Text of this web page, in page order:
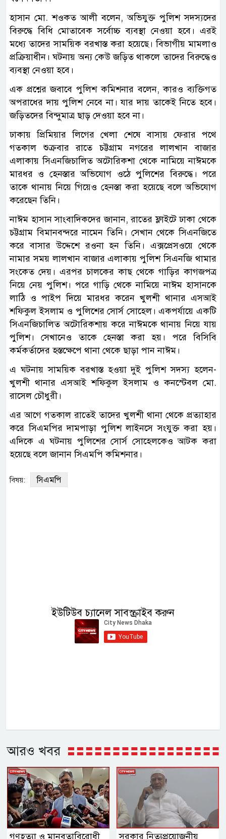
হাসান মো. শওকত আলী বলেন, অভিযুক্ত পুলিশ সদস্যদের
বিরুদ্ধে বিধি মোতাবেক সর্বোচ্চ ব্যবস্থা নেওয়া হবে। এরই
মধ্যে তাদের সাময়িক বরখাস্ত করা হয়েছে। বিভাগীয় মামলাও
প্রক্রিয়াধীন। ঘটনায় অন্য কেউ জড়িত থাকলে তাদের বিরুদ্ধেও
ব্যবস্থা নেওয়া হবে।
এক প্রশ্নের জবাবে পুলিশ কমিশনার বলেন, কারও ব্যক্তিগত
অপরাধের দায় পুলিশ নেবে না। যার দায় তাকেই নিতে হবে।
জড়িতদের বিন্দুমাত্র ছাড় দেওয়া হবে না।
ঢাকায় প্রিমিয়ার লিগের খেলা শেষে বাসায় ফেরার পথে
গতকাল শুক্রবার রাতে চট্টগ্রাম নগরের লালখান বাজার
এলাকায় সিএনজিচালিত অটোরিকশা থেকে নামিয়ে নাঈমকে
মারধর ও হেনস্তার অভিযোগ ওঠে পুলিশের বিরুদ্ধে। পরে
তাকে থানায় নিয়ে গিয়েও হেনস্তা করা হয়েছে বলে অভিযোগ
করেছেন তিনি।
নাঈম হাসান সাংবাদিকদের জানান, রাতের ফ্লাইটে ঢাকা থেকে
চট্টগ্রাম বিমানবন্দরে নামেন তিনি। সেখান থেকে সিএনজিতে
করে বাসার উদ্দেশে রওনা হন তিনি। এক্সপ্রেসওয়ে থেকে
নামার সময় লালখান বাজার এলাকায় পুলিশ সিএনজি থামার
সংকেত দেয়। এরপর চালকের কাছ থেকে গাড়ির কাগজপত্র
নিয়ে নেয় পুলিশ। পরে গাড়ি থেকে নামিয়ে নাঈম হাসানকে
লাঠি ও পাইপ দিয়ে মারধর করেন খুলশী থানার এসআই
শফিকুল ইসলাম ও পুলিশের সোর্স সোহেল। একপর্যায়ে একটি
সিএনজিচালিত অটোরিকশায় করে নাঈমকে থানায় নিয়ে যায়
পুলিশ। সেখানেও তাকে হেনস্তা করা হয়। পরে বিসিবি
কর্মকর্তাদের হস্তক্ষেপে থানা থেকে ছাড়া পান নাঈম।
এ ঘটনায় সাময়িক বরখাস্ত হওয়া দুই পুলিশ সদস্য হলেন-
খুলশী থানার এসআই শফিকুল ইসলাম ও কনস্টেবল মো.
রাসেল চৌধুরী।
এর আগে গতকাল রাতেই তাদের খুলশী থানা থেকে প্রত্যাহার
করে সিএমপির দামপাড়া পুলিশ লাইনসে সংযুক্ত করা হয়।
এদিকে এ ঘটনায় পুলিশের সোর্স সোহেলকেও আটক করা
হয়েছে বলে জানান সিএমপি কমিশনার।
বিষয়: সিএমপি
ইউটিউব চ্যানেল সাবস্ক্রাইব করুন
আরও খবর
গণহত্যা ও মানবতাবিরোধী সরকার নিত্যপ্রয়োজনীয়